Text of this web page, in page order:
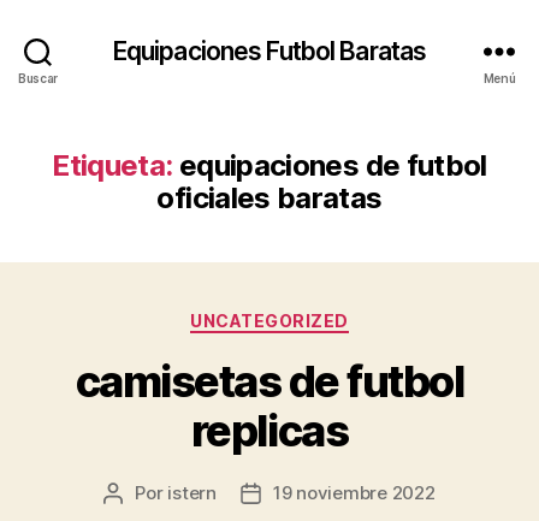
Buscar
Equipaciones Futbol Baratas
Menú
Etiqueta: equipaciones de futbol
oficiales baratas
Categorías
UNCATEGORIZED
camisetas de futbol
replicas
Autor
Por istern
Fecha19 noviembre 2022